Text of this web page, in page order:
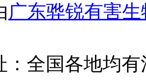
广东骅锐有害
：全国各地均